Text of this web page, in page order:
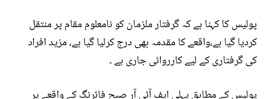
پولیس کا کہنا ہے کہ گرفتار ملزمان کو نامعلوم مقام پر منتقل
کردیا گیا ہے،واقعے کا مقدمہ بھی درج کرلیا گیا ہے، مزید افراد
کی گرفتاری کے لیے کارروائی جاری ہے ۔